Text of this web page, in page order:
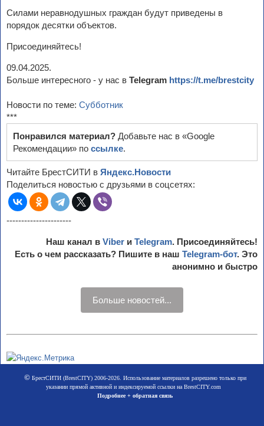
Силами неравнодушных граждан будут приведены в
порядок десятки объектов.
Присоединяйтесь!
09.04.2025.
Больше интересного - у нас в Telegram https://t.me/brestcity
Новости по теме: Субботник
***
Понравился материал? Добавьте нас в «Google
Рекомендации» по ссылке.
Читайте БрестСИТИ в Яндекс.Новости
Поделиться новостью с друзьями в соцсетях:
----------------------
Наш канал в Viber и Telegram. Присоединяйтесь!
Есть о чем рассказать? Пишите в наш Telegram-бот. Это
анонимно и быстро
Больше новостей...
©БрестСИТИ (BrestCITY) 2006-2026. Использование материалов разрешено только при
указании прямой активной и индексируемой ссылки на BrestCITY.com
Подробнее + обратная связь